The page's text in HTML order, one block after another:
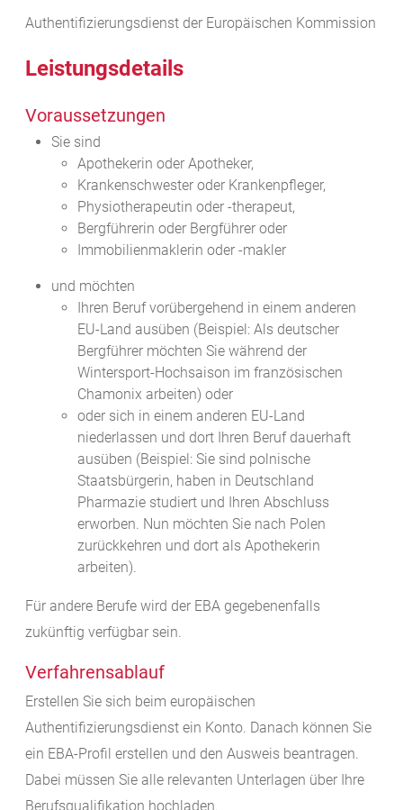
Authentifizierungsdienst der Europäischen Kommission
Leistungsdetails
Voraussetzungen
Sie sind
Apothekerin oder Apotheker,
Krankenschwester oder Krankenpfleger,
Physiotherapeutin oder -therapeut,
Bergführerin oder Bergführer oder
Immobilienmaklerin oder -makler
und möchten
Ihren Beruf vorübergehend in einem anderen
EU-Land ausüben (Beispiel: Als deutscher
Bergführer möchten Sie während der
Wintersport-Hochsaison im französischen
Chamonix arbeiten) oder
oder sich in einem anderen EU-Land
niederlassen und dort Ihren Beruf dauerhaft
ausüben (Beispiel: Sie sind polnische
Staatsbürgerin, haben in Deutschland
Pharmazie studiert und Ihren Abschluss
erworben. Nun möchten Sie nach Polen
zurückkehren und dort als Apothekerin
arbeiten).
Für andere Berufe wird der EBA gegebenenfalls
zukünftig verfügbar sein.
Verfahrensablauf
Erstellen Sie sich beim europäischen
Authentifizierungsdienst ein Konto. Danach können Sie
ein EBA-Profil erstellen und den Ausweis beantragen.
Dabei müssen Sie alle relevanten Unterlagen über Ihre
Berufsqualifikation hochladen.